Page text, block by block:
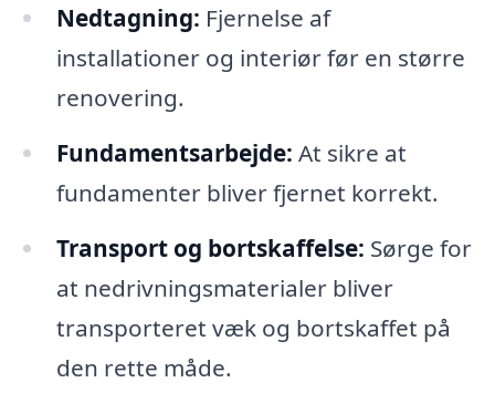
Nedtagning: Fjernelse af
installationer og interiør før en større
renovering.
Fundamentsarbejde: At sikre at
fundamenter bliver fjernet korrekt.
Transport og bortskaffelse: Sørge for
at nedrivningsmaterialer bliver
transporteret væk og bortskaffet på
den rette måde.